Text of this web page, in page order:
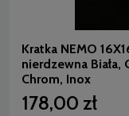
Kratka NEMO
nierdzewna Biała,
Chrom, Inox
178,00 zł